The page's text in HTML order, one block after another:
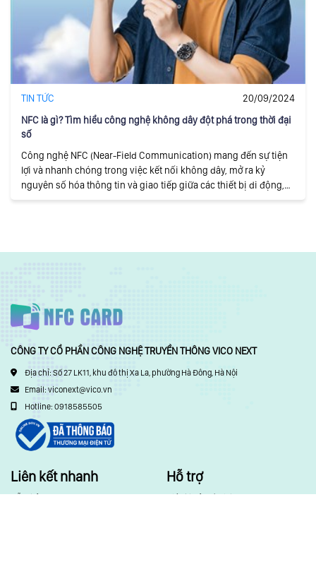
TIN TỨC
20/09/2024
NFC là gì? Tìm hiểu công nghệ không dây đột phá trong thời đại
số
Công nghệ NFC (Near-Field Communication) mang đến sự tiện
lợi và nhanh chóng trong việc kết nối không dây, mở ra kỷ
nguyên số hóa thông tin và giao tiếp giữa các thiết bị di động,
thanh toán, và truyền dữ liệu trong phạm vi ngắn.
CÔNG TY CỔ PHẦN CÔNG NGHỆ TRUYỀN THÔNG VICO NEXT
Địa chỉ: Số 27 LK11, khu đô thị Xa La, phường Hà Đông, Hà Nội
Email: viconext@vico.vn
Hotline: 0918585505
Liên kết nhanh Hỗ trợ